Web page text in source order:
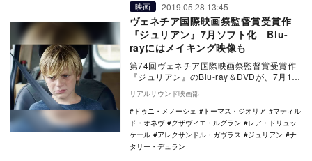
映画 2019.05.28 13:45
ヴェネチア国際映画祭監督賞受賞作
『ジュリアン』7月ソフト化 Blu-
rayにはメイキング映像も
第74回ヴェネチア国際映画祭監督賞受賞作
『ジュリアン』のBlu-ray＆DVDが、7月17
リアルサウンド映画部
ドゥニ・メノーシェ
トーマス・ジオリア
マティル
ド・オネヴ
グザヴィエ・ルグラン
レア・ドリュッ
ケール
アレクサンドル・ガヴラス ジュリアン
ナ
タリー・デュラン